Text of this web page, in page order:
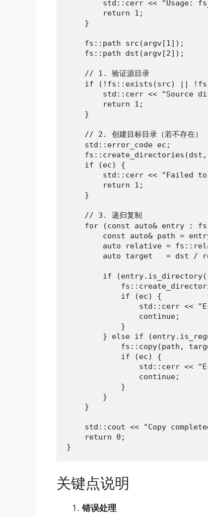
std::cerr << "Usage:
        return 1;
    }
    fs::path src(argv[1]);
    fs::path dst(argv[2]);
    // 1. 验证源目录
if (!fs::exists(src) ||
std::cerr << "Source
        return 1;
    }
    // 2. 创建目标目录（若不存在）
    std::error_code ec;
fs::create_directories(dst,
    if (ec) {
std::cerr << "Failed
        return 1;
    }
    // 3. 递归复制
for (const auto& entry :
const auto& path =
auto relative =
auto target   = dst /
if
            if (ec) {
std::cerr <<
                continue;
            }
} else if
fs::copy(path,
            if (ec) {
std::cerr <<
                continue;
            }
        }
    }
std::cout << "Copy
    return 0;
}
关键点说明
错误处理